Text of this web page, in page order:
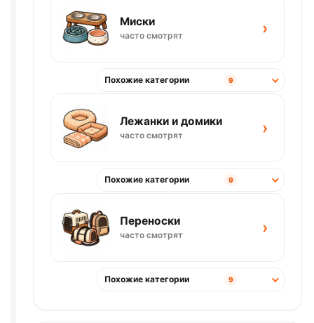
Миски
часто смотрят ›
Похожие категории 9
Лежанки и домики
часто смотрят ›
Похожие категории 9
Переноски
часто смотрят ›
Похожие категории 9